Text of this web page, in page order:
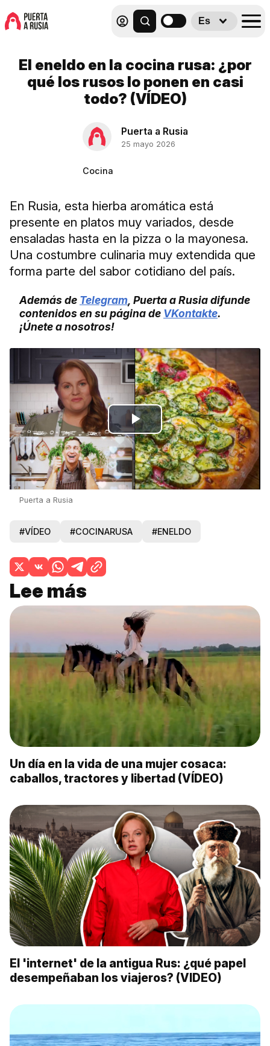
Es
El eneldo en la cocina rusa: ¿por
qué los rusos lo ponen en casi
todo? (VÍDEO)
Puerta a Rusia
25 mayo 2026
Cocina
En Rusia, esta hierba aromática está
presente en platos muy variados, desde
ensaladas hasta en la pizza o la mayonesa.
Una costumbre culinaria muy extendida que
forma parte del sabor cotidiano del país.
Además de Telegram , Puerta a Rusia difunde
contenidos en su página de VKontakte.
¡Únete a nosotros!
Play
Video
Puerta a Rusia
#VÍDEO #COCINARUSA #ENELDO
Lee más
Un día en la vida de una mujer cosaca:
caballos, tractores y libertad (VÍDEO)
El 'internet' de la antigua Rus: ¿qué papel
desempeñaban los viajeros? (VIDEO)